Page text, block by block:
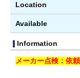
Location
Available
Information
メーカー点検：依